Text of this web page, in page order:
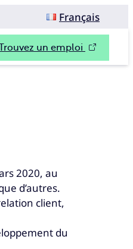
Français
Trouvez un emploi
2020, au
d’autres.
client,
du